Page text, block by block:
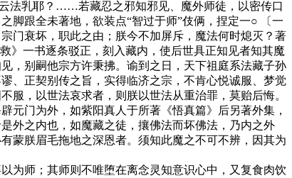
法乳耶？……若藏忍之邪知邪见、魔外师徒，以密传口
脚跟全未著地，欲装点“智过于师”伎俩，捏定一○ 〔一
门衰坏，职此之由；朕今不加屏斥，魔法何时熄灭？著
》一书逐条驳正，刻入藏内，使后世具正知见者知其魔
，别嗣他宗方许秉拂。谕到之日，天下祖庭系法藏子孙
、正契别传之旨，实得临济之宗，不肯心悦诚服、梦觉
服，以世法哀求者，则朕以世法从重治罪，莫贻后悔。
元门为外，如紫阳真人于所著《悟真篇》后另著外集，
外之内也，如魔藏之徒，攘佛法而坏佛法，乃内之外
蒙朕眉毛拖地之深恩者。须知此魔之不可不辨，因其为
师；其师则不唯堕在离念灵知意识心中，又复食肉饮